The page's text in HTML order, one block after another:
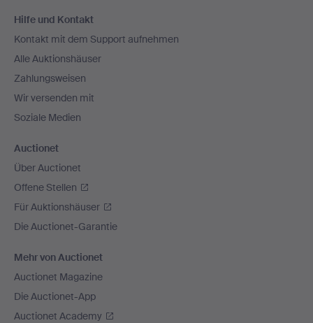
Navigation
Hilfe und Kontakt
Kontakt mit dem Support aufnehmen
Alle Auktionshäuser
Zahlungsweisen
Wir versenden mit
Soziale Medien
Auctionet
Über Auctionet
Offene Stellen
Für Auktionshäuser
Die Auctionet-Garantie
Mehr von Auctionet
Auctionet Magazine
Die Auctionet-App
Auctionet Academy